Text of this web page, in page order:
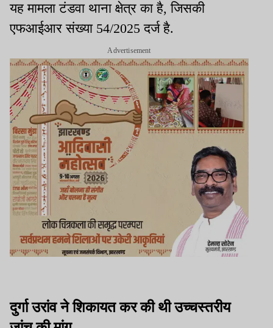
यह मामला टंडवा थाना क्षेत्र का है, जिसकी
एफआईआर संख्या 54/2025 दर्ज है.
Advertisement
दुर्गा उरांव ने शिकायत करकी थीउच्चस्तरीय